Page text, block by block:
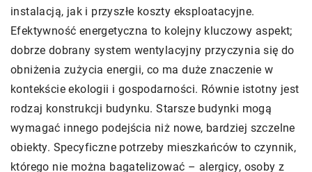
instalacją, jak i przyszłe koszty eksploatacyjne.
Efektywność energetyczna to kolejny kluczowy aspekt;
dobrze dobrany system wentylacyjny przyczynia się do
obniżenia zużycia energii, co ma duże znaczenie w
kontekście ekologii i gospodarności. Równie istotny jest
rodzaj konstrukcji budynku. Starsze budynki mogą
wymagać innego podejścia niż nowe, bardziej szczelne
obiekty. Specyficzne potrzeby mieszkańców to czynnik,
którego nie można bagatelizować – alergicy, osoby z